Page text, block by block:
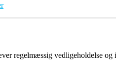
regelmæssig vedligeholdelse